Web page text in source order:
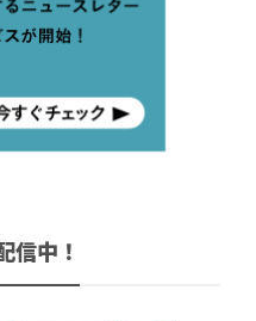
信中！